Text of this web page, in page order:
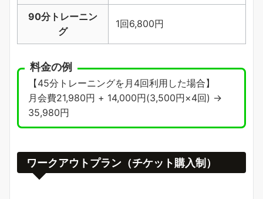
90分トレーニン
グ
1回6,800円
料金の例
【45分トレーニングを月4回利用した場合】
月会費21,980円 + 14,000円(3,500円×4回) →
35,980円
ワークアウトプラン（チケット購入制）